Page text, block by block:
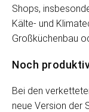
Shops,
Kälte- und
Großküchenbau
Noch
Bei den
neue Version der